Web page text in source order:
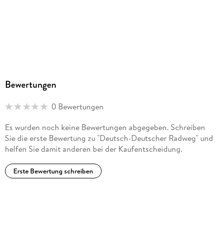
Bewertungen
0 Bewertungen
Es wurden noch keine Bewertungen abgegeben. Schreiben
Sie die erste Bewertung zu "Deutsch-Deutscher Radweg" und
helfen Sie damit anderen bei der Kaufentscheidung.
Erste Bewertung schreiben